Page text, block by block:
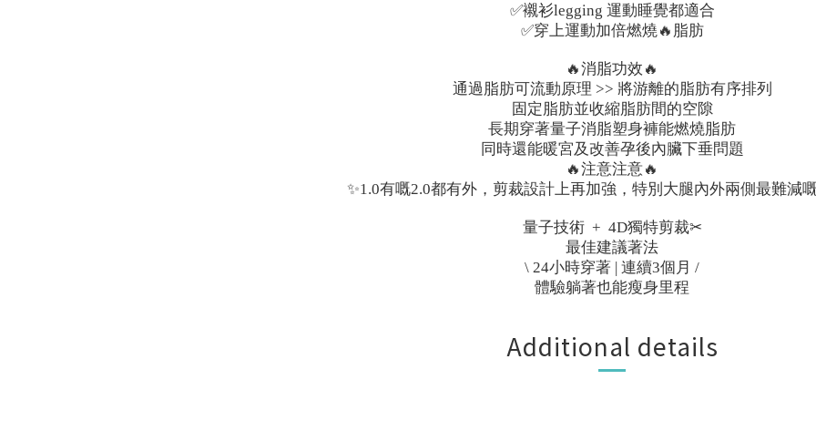
✅襯衫legging 運動睡覺都適合
✅穿上運動加倍燃燒🔥脂肪
🔥消脂功效🔥
通過脂肪可流動原理 >> 將游離的脂肪有序排列
固定脂肪並收縮脂肪間的空隙
長期穿著量子消脂塑身褲能燃燒脂肪
同時還能暖宮及改善孕後內臟下垂問題
🔥注意注意🔥
✨1.0有嘅2.0都有外，剪裁設計上再加強，特別大腿內外兩側最難減
量子技術 + 4D獨特剪裁✂
最佳建議著法
\ 24小時穿著 | 連續3個月 /
體驗躺著也能瘦身里程
Additional details